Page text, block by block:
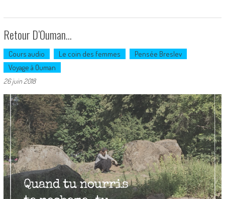
Retour D’Ouman…
Cours audio Le coin des femmes
Pensée Breslev
Voyage à Ouman
26 juin 2018